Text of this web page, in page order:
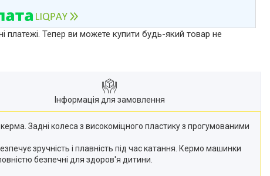
платежі. Тепер ви можете купити будь-який товар не
Інформація для замовлення
Задні колеса з високоміцного пластику з прогумованими
зручність і плавність під час катання. Кермо машинки
безпечні для здоров'я дитини.